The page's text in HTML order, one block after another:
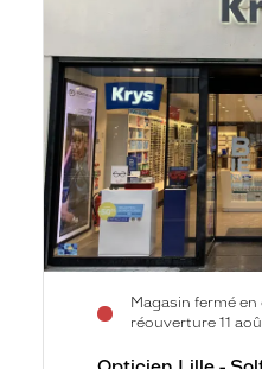
Solférino
-
Krys
Magasin fermé
réouverture 11